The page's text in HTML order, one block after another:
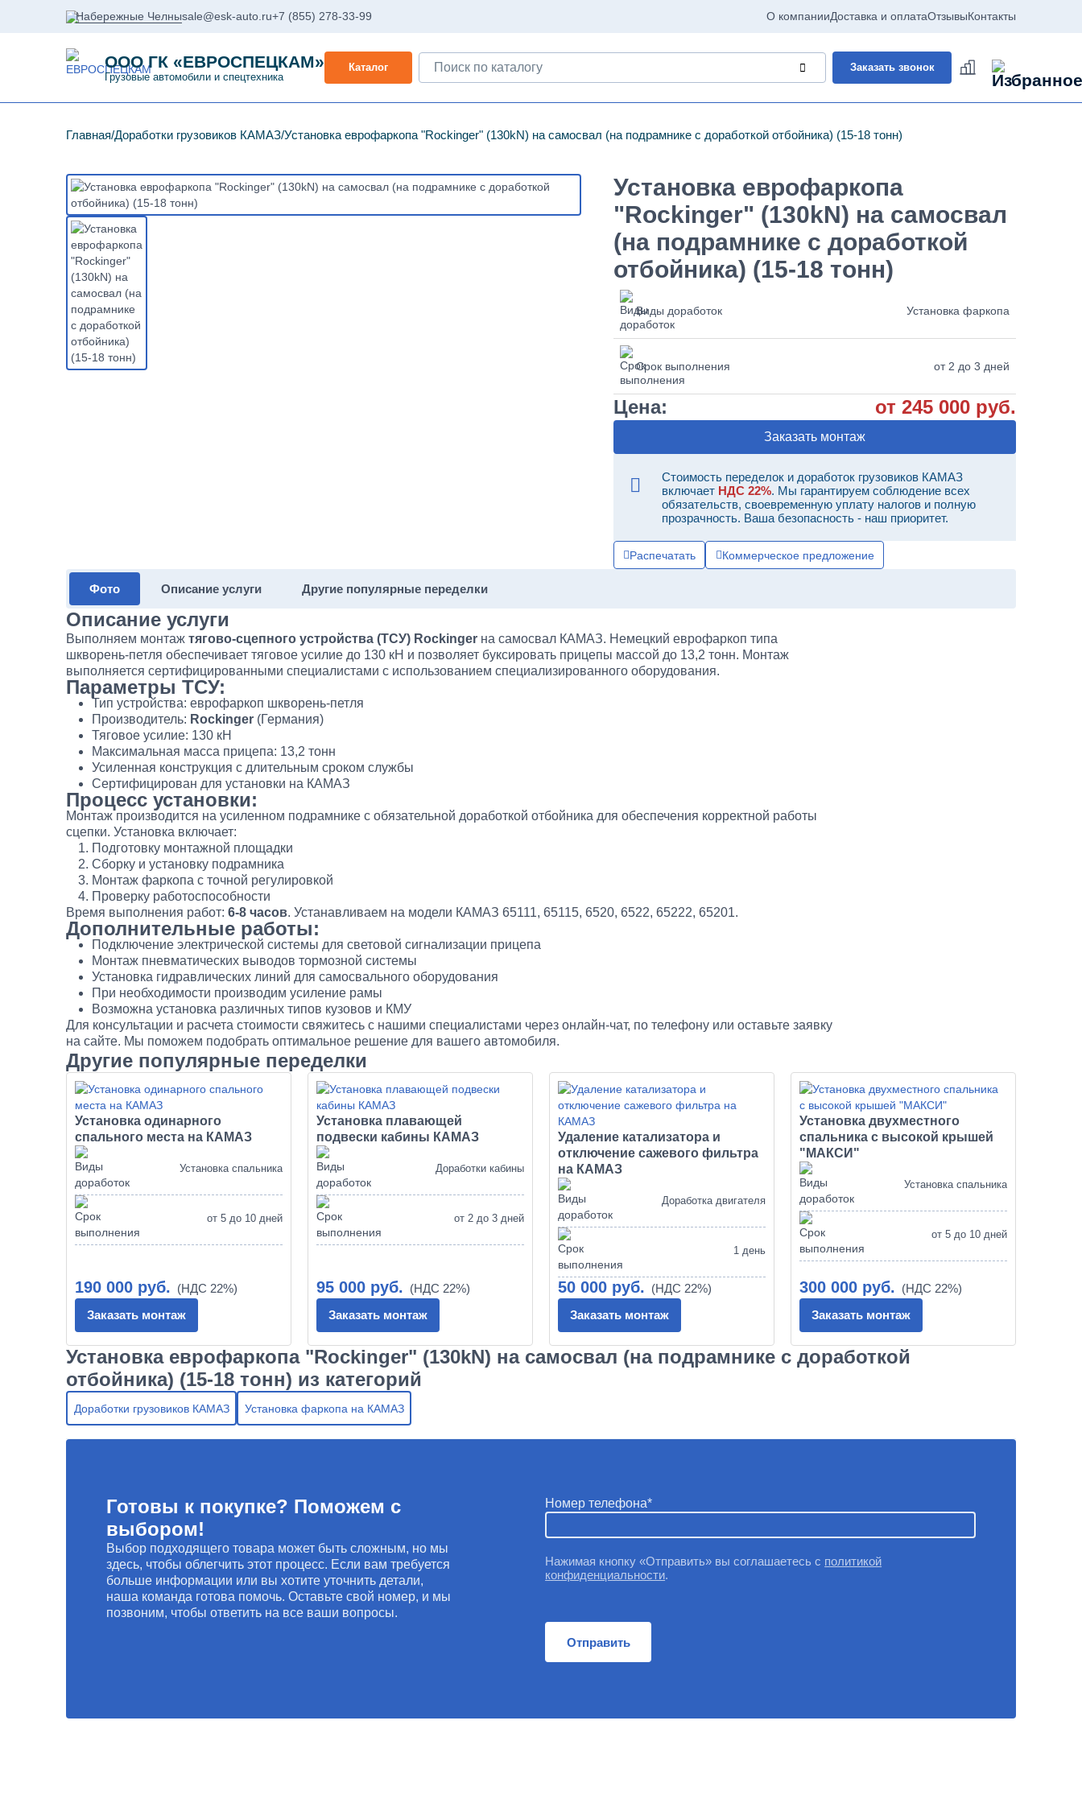
Набережные Челныsale@esk-auto.ru+7 (855) 278-33-99 О компанииДоставка и оплатаОтзывыКонтакты
ООО ГК «ЕВРОСПЕЦКАМ»
Грузовые автомобили и спецтехника
Каталог Заказать звонок
Главная Доработки грузовиков КАМАЗ Установка еврофаркопа "Rockinger" (130kN) на самосвал (на подрамнике с доработкой отбойника) (15-18 тонн)
Установка еврофаркопа
"Rockinger" (130kN) на самосвал
(на подрамнике с доработкой
отбойника) (15-18 тонн)
Виды доработок Установка фаркопа
Срок выполнения от 2 до 3 дней
Цена: от 245 000 руб.
Заказать монтаж
Стоимость переделок и доработок грузовиков КАМАЗ
включает НДС 22%. Мы гарантируем соблюдение всех
обязательств, своевременную уплату налогов и полную
прозрачность. Ваша безопасность - наш приоритет.
Распечатать Коммерческое предложение
Фото Описание услуги Другие популярные переделки
Описание услуги
Выполняем монтаж тягово-сцепного устройства (ТСУ) Rockinger на самосвал КАМАЗ. Немецкий еврофаркоп типа
шкворень-петля обеспечивает тяговое усилие до 130 кН и позволяет буксировать прицепы массой до 13,2 тонн. Монтаж
выполняется сертифицированными специалистами с использованием специализированного оборудования.
Параметры ТСУ:
Тип устройства: еврофаркоп шкворень-петля
Производитель: Rockinger (Германия)
Тяговое усилие: 130 кН
Максимальная масса прицепа: 13,2 тонн
Усиленная конструкция с длительным сроком службы
Сертифицирован для установки на КАМАЗ
Процесс установки:
Монтаж производится на усиленном подрамнике с обязательной доработкой отбойника для обеспечения корректной работы
сцепки. Установка включает:
Подготовку монтажной площадки
Сборку и установку подрамника
Монтаж фаркопа с точной регулировкой
Проверку работоспособности
Время выполнения работ: 6-8 часов. Устанавливаем на модели КАМАЗ 65111, 65115, 6520, 6522, 65222, 65201.
Дополнительные работы:
Подключение электрической системы для световой сигнализации прицепа
Монтаж пневматических выводов тормозной системы
Установка гидравлических линий для самосвального оборудования
При необходимости производим усиление рамы
Возможна установка различных типов кузовов и КМУ
Для консультации и расчета стоимости свяжитесь с нашими специалистами через онлайн-чат, по телефону или оставьте заявку
на сайте. Мы поможем подобрать оптимальное решение для вашего автомобиля.
Другие популярные переделки
Установка одинарного
спального места на КАМАЗ
Установка спальника
от 5 до 10 дней
190 000 руб.
Заказать монтаж
Установка плавающей
подвески кабины КАМАЗ
Доработки кабины
от 2 до 3 дней
95 000 руб.
Заказать монтаж
Удаление катализатора и
отключение сажевого фильтра
на КАМАЗ
Доработка двигателя
1 день
50 000 руб.
Заказать монтаж
Установка двухместного
спальника с высокой крышей
"МАКСИ"
Установка спальника
от 5 до 10 дней
300 000 руб.
Заказать монтаж
Установка еврофаркопа "Rockinger" (130kN) на самосвал (на подрамнике с доработкой
отбойника) (15-18 тонн) из категорий
Доработки грузовиков КАМАЗ Установка фаркопа на КАМАЗ
Готовы к покупке? Поможем с
выбором!
Выбор подходящего товара может быть сложным, но мы
здесь, чтобы облегчить этот процесс. Если вам требуется
больше информации или вы хотите уточнить детали,
наша команда готова помочь. Оставьте свой номер, и мы
позвоним, чтобы ответить на все ваши вопросы.
Номер телефона
Нажимая кнопку «Отправить» вы соглашаетесь с политикой
конфиденциальности.
Отправить